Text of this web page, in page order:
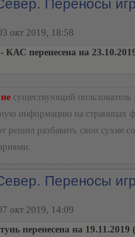
Переносы
окт 2019, 18:58
КАС перенесена на
не существующий пользователь
информацию на страницах
решил разбавить свои сухие
Переносы
окт 2019, 14:09
перенесена на 19.11.2019